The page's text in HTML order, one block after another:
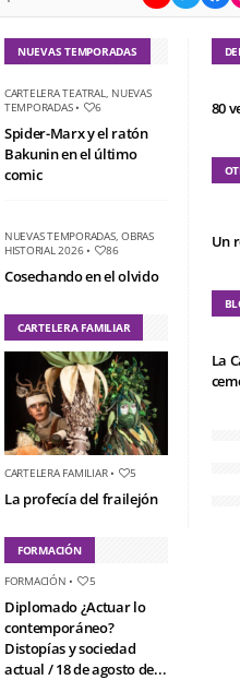
NUEVAS TEMPORADAS
CARTELERA TEATRAL, NUEVAS
TEMPORADAS• 6
Spider-Marx y el ratón
Bakunin en el último
comic
NUEVAS TEMPORADAS,OBRAS
HISTORIAL 2026• 86
Cosechando en el olvido
CARTELERA FAMILIAR
CARTELERA FAMILIAR• 5
La profecía del frailejón
FORMACIÓN
FORMACIÓN • 5
Diplomado ¿Actuar lo
contemporáneo?
Distopías y sociedad
actual / 18 de agosto de...
80
Un
La